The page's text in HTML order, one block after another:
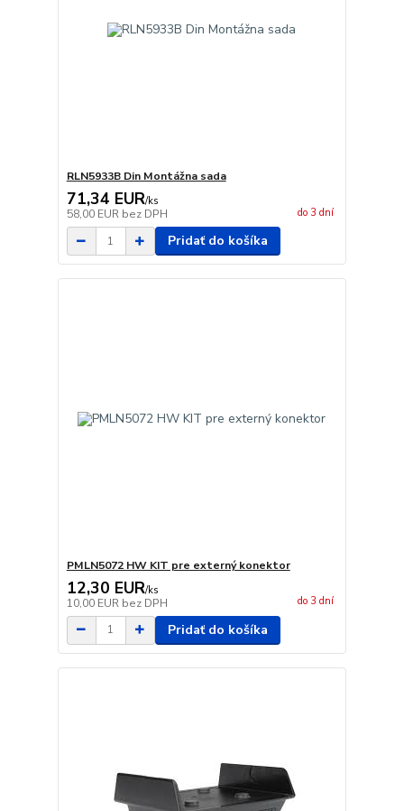
RLN5933B Din Montážna sada
71,34 EUR/ks
58,00 EUR bez DPH do 3 dní
Pridať do košíka
PMLN5072 HW KIT pre externý konektor
12,30 EUR/ks
10,00 EUR bez DPH do 3 dní
Pridať do košíka